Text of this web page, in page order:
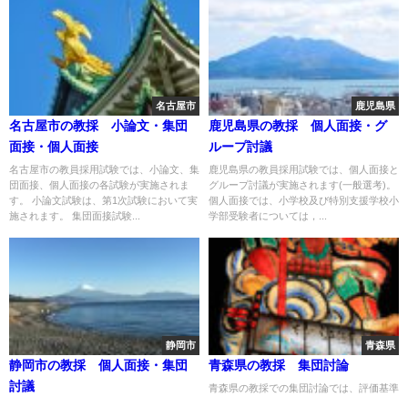
名古屋市
名古屋市の教採 小論文・集団
面接・個人面接
名古屋市の教員採用試験では、小論文、集
団面接、個人面接の各試験が実施されま
す。 小論文試験は、第1次試験において実
施されます。 集団面接試験...
鹿児島県
鹿児島県の教採 個人面接・グ
ループ討議
鹿児島県の教員採用試験では、個人面接と
グループ討議が実施されます(一般選考)。
個人面接では、小学校及び特別支援学校小
学部受験者については，...
静岡市
静岡市の教採 個人面接・集団
討議
青森県
青森県の教採 集団討論
青森県の教採での集団討論では、評価基準